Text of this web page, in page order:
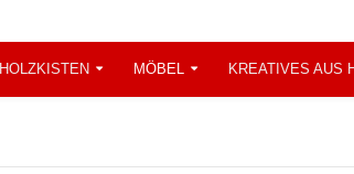
HOLZKISTEN MÖBEL KREATIVES AUS